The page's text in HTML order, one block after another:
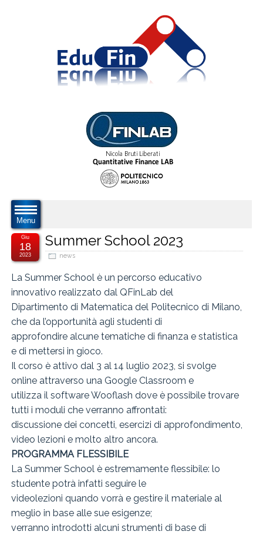
Menu
Summer School 2023
news
Giu
18
2023
La Summer School è un percorso educativo
innovativo realizzato dal QFinLab del
Dipartimento di Matematica del Politecnico di Milano,
che da l’opportunità agli studenti di
approfondire alcune tematiche di finanza e statistica
e di mettersi in gioco.
Il corso è attivo dal 3 al 14 luglio 2023, si svolge
online attraverso una Google Classroom e
utilizza il software Wooflash dove è possibile trovare
tutti i moduli che verranno affrontati:
discussione dei concetti, esercizi di approfondimento,
video lezioni e molto altro ancora.
PROGRAMMA FLESSIBILE
La Summer School è estremamente flessibile: lo
studente potrà infatti seguire le
videolezioni quando vorrà e gestire il materiale al
meglio in base alle sue esigenze;
verranno introdotti alcuni strumenti di base di